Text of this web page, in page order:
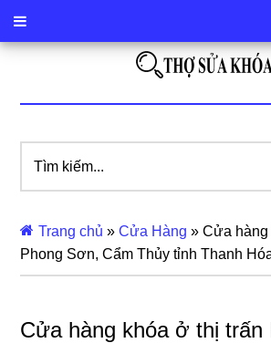
kiếm...
Trang chủ »Cửa Hàng »Cửa hàng
Phong Sơn, Cẩm Thủy tỉnh Thanh
Cửa hàng khóa ở thị trấn